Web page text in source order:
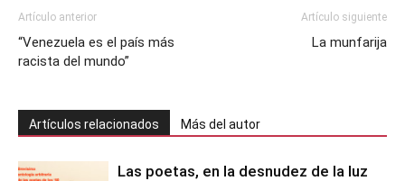
Artículo anterior
“Venezuela es el país más
racista del mundo”
Artículo siguiente
La munfarija
Artículos relacionados Más del autor
Las poetas, en la desnudez de la luz